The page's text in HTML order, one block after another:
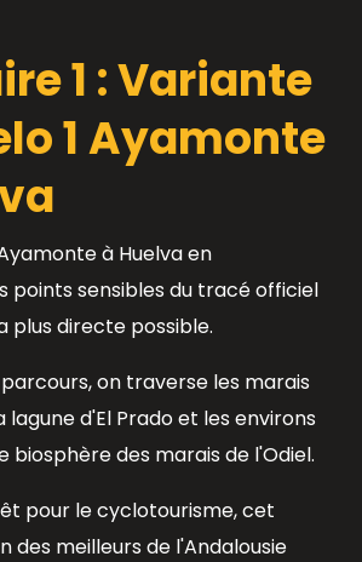
1 : Variante
1 Ayamonte
à Huelva en
points sensibles du tracé officiel
plus directe possible.
on traverse les marais
lagune d'El Prado et les environs
biosphère des marais de l'Odiel.
pour le cyclotourisme, cet
des meilleurs de l'Andalousie